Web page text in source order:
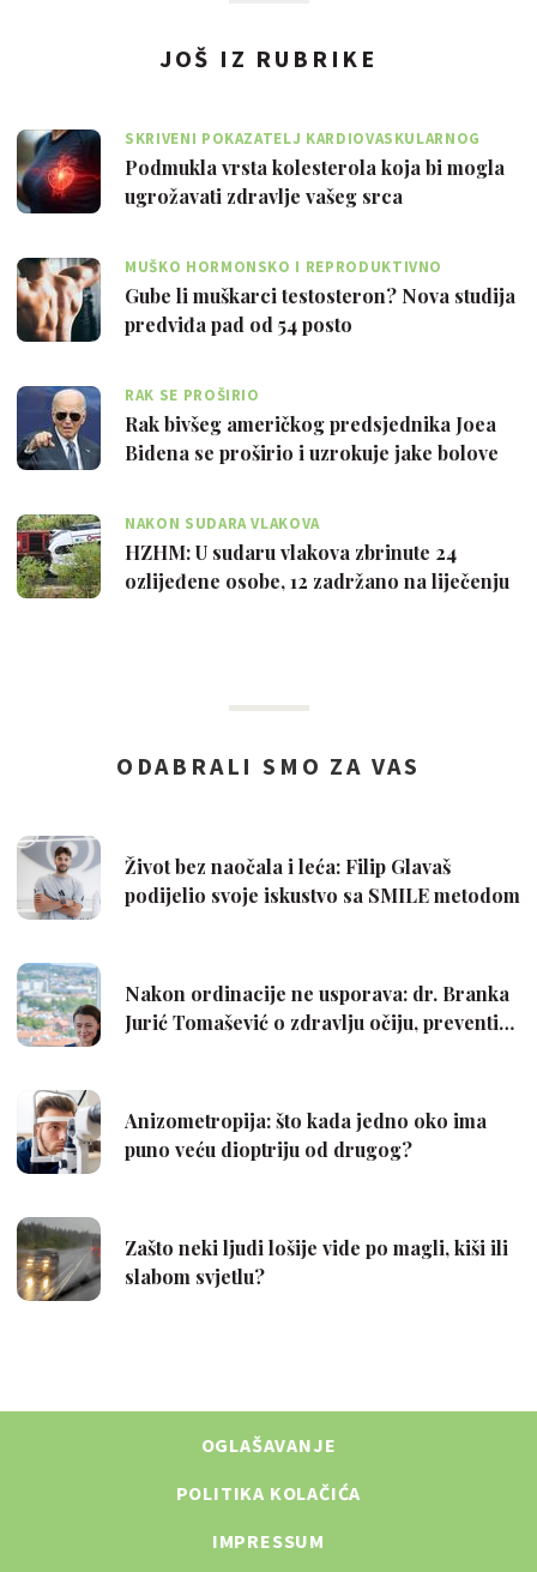
JOŠ IZ RUBRIKE
SKRIVENI POKAZATELJ KARDIOVASKULARNOG
RIZIKA
Podmukla vrsta kolesterola koja bi mogla
ugrožavati zdravlje vašeg srca
MUŠKO HORMONSKO I REPRODUKTIVNO
ZDRAVLJE
Gube li muškarci testosteron? Nova studija
predviđa pad od 54 posto
RAK SE PROŠIRIO
Rak bivšeg američkog predsjednika Joea
Bidena se proširio i uzrokuje jake bolove
NAKON SUDARA VLAKOVA
HZHM: U sudaru vlakova zbrinute 24
ozlijeđene osobe, 12 zadržano na liječenju
OGLAŠAVANJE
POLITIKA KOLAČIĆA
IMPRESSUM